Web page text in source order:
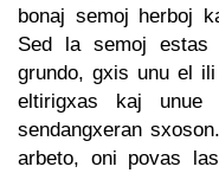
bonaj semoj herboj
Sed la semoj
grundo, gxis unu el
eltirigxas kaj
sendangxeran
arbeto, oni povas